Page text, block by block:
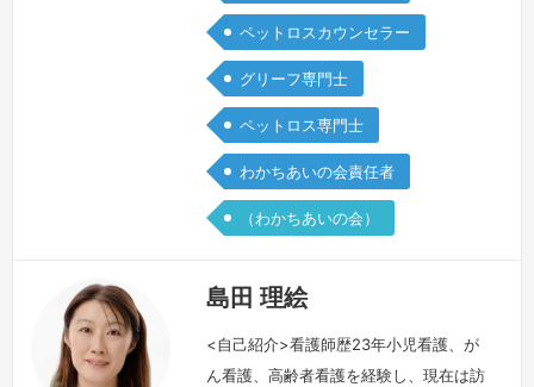
しみに寄り添うために自分自身の哀しみ
を置き去りにしないどなたかの哀しみに
寄り添う前に蓋をしてきた想いと向き合
う日々変化する気持ちを持っている一人
として自分を大切にするグリーフ専門
士/ペットロス専門士だからこそ語るこ
と（言…
続きを見る »
ペットロスカウンセラー
グリーフ専門士
ペットロス専門士
わかちあいの会責任者
（わかちあいの会）
島田 理絵
<自己紹介>看護師歴23年小児看護、が
ん看護、高齢者看護を経験し、現在は訪